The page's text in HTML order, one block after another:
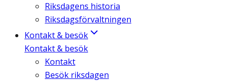
Riksdagens historia
Riksdagsförvaltningen
Kontakt & besök
Kontakt & besök
Kontakt
Besök riksdagen